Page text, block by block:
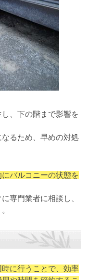
、下の階まで影響を
るため、早めの対処
バルコニーの状態を
専門業者に相談し、
に行うことで、効率